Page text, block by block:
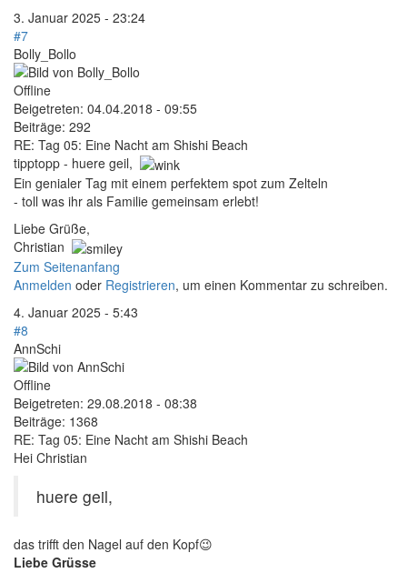
3. Januar 2025 - 23:24
#7
Bolly_Bollo
Offline
Beigetreten: 04.04.2018 - 09:55
Beiträge: 292
RE: Tag 05: Eine Nacht am Shishi Beach
tipptopp - huere geil,
Ein genialer Tag mit einem perfektem spot zum Zelteln
- toll was ihr als Familie gemeinsam erlebt!
Liebe Grüße,
Christian
Zum Seitenanfang
Anmelden oder Registrieren, um einen Kommentar zu schreiben.
4. Januar 2025 - 5:43
#8
AnnSchi
Offline
Beigetreten: 29.08.2018 - 08:38
Beiträge: 1368
RE: Tag 05: Eine Nacht am Shishi Beach
Hei Christian
huere geil,
das trifft den Nagel auf den Kopf😉
Liebe Grüsse